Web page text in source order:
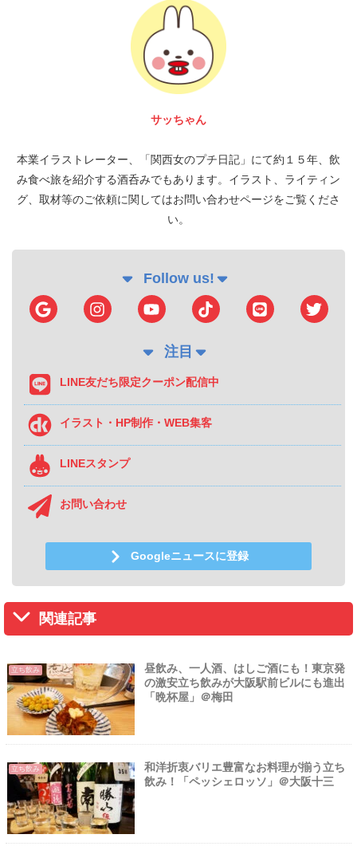
富 圭愛
本業イラストレーター、「関西女のプチ日記」にて約１５年、飲
み食べ旅を紹介する酒呑みでもあります。イラスト、ライティン
グ、取材等のご依頼に関してはお問い合わせページをご覧くださ
い。
Follow us!
注目
LINE友だち限定クーポン配信中
イラスト・HP制作・WEB集客
LINEスタンプ
お問い合わせ
Googleニュースに登録
関連記事
立ち飲み
昼飲み、一人酒、はしご酒にも！東京発
の激安立ち飲みが大阪駅前ビルにも進出
「晩杯屋」＠梅田
立ち飲み
和洋折衷バリエ豊富なお料理が揃う立ち
飲み！「ペッシェロッソ」＠大阪十三